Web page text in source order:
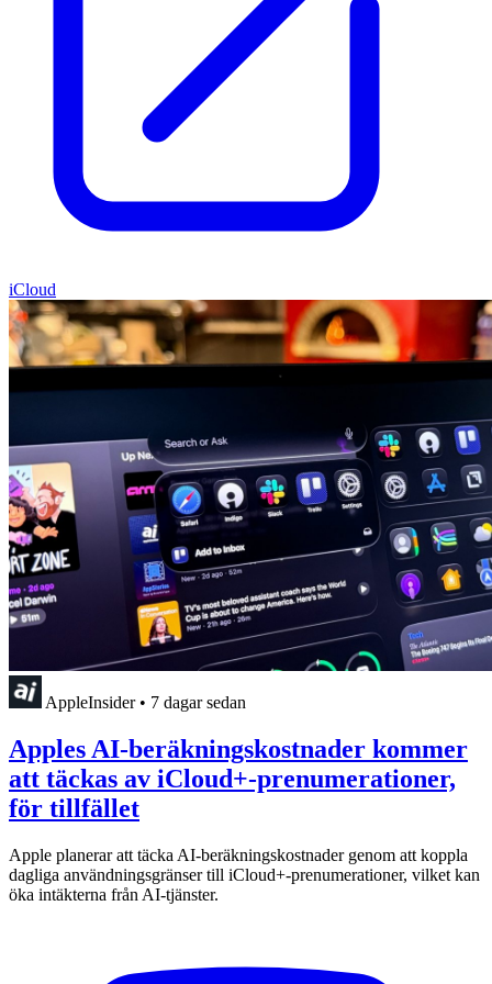
iCloud
AppleInsider • 7 dagar sedan
Apples AI-beräkningskostnader kommer
att täckas av iCloud+-prenumerationer,
för tillfället
Apple planerar att täcka AI-beräkningskostnader genom att koppla
dagliga användningsgränser till iCloud+-prenumerationer, vilket kan
öka intäkterna från AI-tjänster.